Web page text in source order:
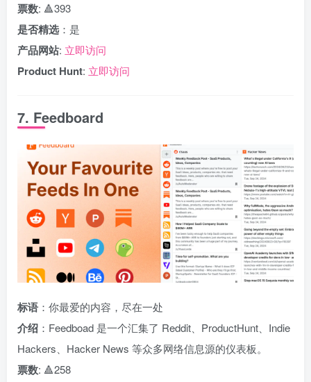
票数: 🔺393
是否精选 ：是
产品网站: 立即访问
Product Hunt: 立即访问
7. Feedboard
标语 ：你最爱的内容，尽在一处
介绍 ：Feedboad 是一个汇集了 Reddit、ProductHunt、Indie
Hackers、Hacker News 等众多网络信息源的仪表板。
票数: 🔺258